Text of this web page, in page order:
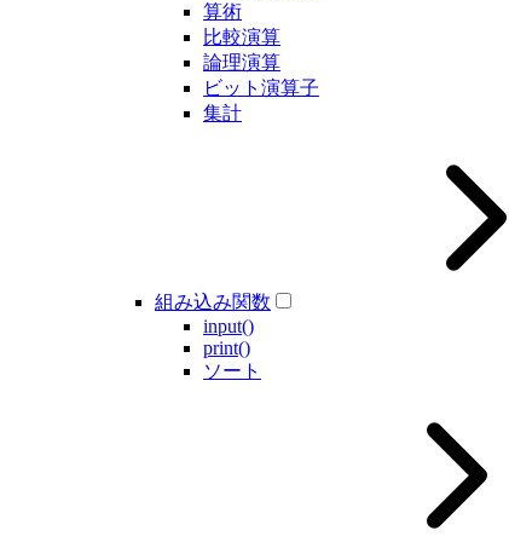
算術
比較演算
論理演算
ビット演算子
集計
組み込み関数
input()
print()
ソート